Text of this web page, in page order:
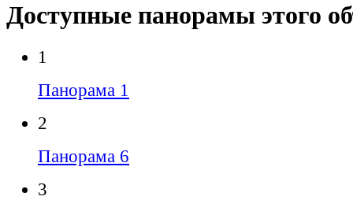
Доступные панорамы этого
1
Панорама 1
2
Панорама 6
3